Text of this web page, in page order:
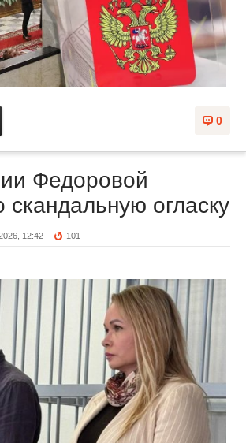
0
Федоровой
скандальную огласку
12:42 101